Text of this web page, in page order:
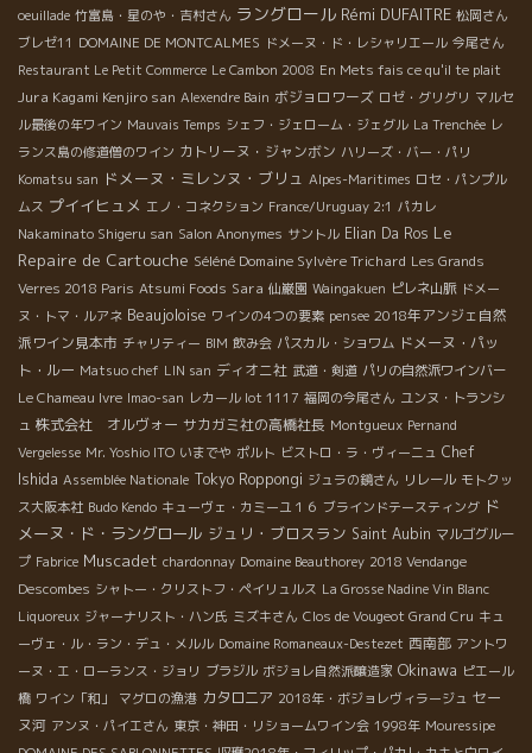
oeuillade 竹富島・星のや・吉村さん ラングロール Rémi DUFAITRE 松岡さん
ブレゼ11 DOMAINE DE MONTCALMES ドメーヌ・ド・レシャリエール 今尾さん
Restaurant Le Petit Commerce Le Cambon 2008 En Mets fais ce qu'il te plait
Jura Kagami Kenjiro san Alexendre Bain ボジョロワーズ ロゼ・グリグリ マルセ
ル最後の年ワイン Mauvais Temps シェフ・ジェローム・ジェグル La Trenchée レ
ランス島の修道僧のワイン カトリーヌ・ジャンボン ハリーズ・バー・パリ
Komatsu san ドメーヌ・ミレンヌ・ブリュ Alpes-Maritimes ロセ・パンプル
ムス プイイヒュメ エノ・コネクション France/Uruguay 2:1 パカレ
Nakaminato Shigeru san Salon Anonymes サントル Elian Da Ros Le
Repaire de Cartouche Séléné Domaine Sylvère Trichard Les Grands
Verres 2018 Paris Atsumi Foods Sara 仙巌園 Waingakuen ピレネ山脈 ドメー
ヌ・トマ・ルアネ Beaujoloise ワインの4つの要素 pensee 2018年アンジェ自然
派ワイン見本市 チャリティー BIM 飲み会 パスカル・ショワム ドメーヌ・パッ
ト・ルー Matsuo chef LIN san ディオニ社 武道・剣道 パリの自然派ワインバー
Le Chameau Ivre Imao-san レカール lot 1117 福岡の今尾さん ユンヌ・トランシ
ュ 株式会社 オルヴォー サカガミ社の高橋社長 Montgueux Pernand
Vergelesse Mr. Yoshio ITO いまでや ポルト ビストロ・ラ・ヴィーニュ Chef
Ishida Assemblée Nationale Tokyo Roppongi ジュラの鏡さん リレール モトクッ
ス大阪本社 Budo Kendo キューヴェ・カミーユ１６ ブラインドテースティング ド
メーヌ・ド・ラングロール ジュリ・ブロスラン Saint Aubin マルゴグルー
プ Fabrice Muscadet chardonnay Domaine Beauthorey 2018 Vendange
Descombes シャトー・クリストフ・ペイリュルス La Grosse Nadine Vin Blanc
Liquoreux ジャーナリスト・ハン氏 ミズキさん Clos de Vougeot Grand Cru キュ
ーヴェ・ル・ラン・デュ・メルル Domaine Romaneaux-Destezet 西南部 アントワ
ーヌ・エ・ローランス・ジョリ ブラジル ボジョレ自然派醸造家 Okinawa ピエール
橋 ワイン「和」 マグロの漁港 カタロニア 2018年・ボジョレヴィラージュ セー
ヌ河 アンヌ・パイエさん 東京・神田・リショームワイン会 1998年 Mouressipe